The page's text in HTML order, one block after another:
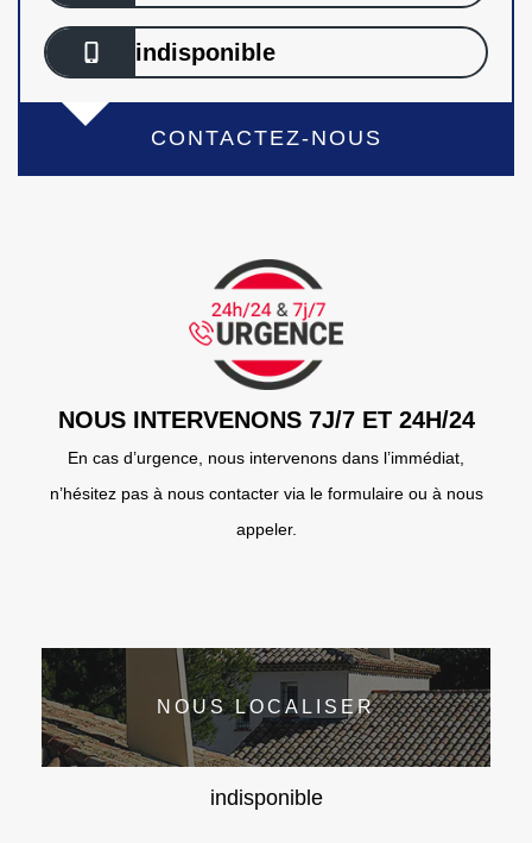
indisponible
CONTACTEZ-NOUS
NOUS INTERVENONS 7J/7 ET 24H/24
En cas d’urgence, nous intervenons dans l’immédiat,
n’hésitez pas à nous contacter via le formulaire ou à nous
appeler.
NOUS LOCALISER
indisponible